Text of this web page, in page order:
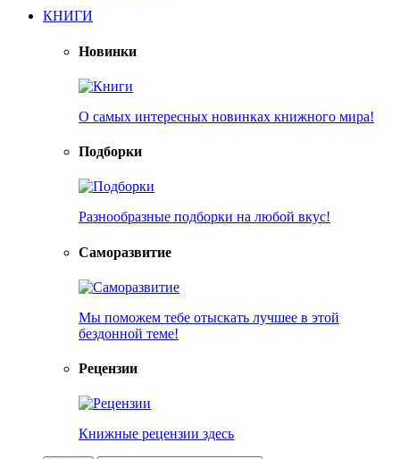
КНИГИ
Новинки
О самых интересных новинках книжного мира!
Подборки
Разнообразные подборки на любой вкус!
Саморазвитие
Мы поможем тебе отыскать лучшее в этой
бездонной теме!
Рецензии
Книжные рецензии здесь